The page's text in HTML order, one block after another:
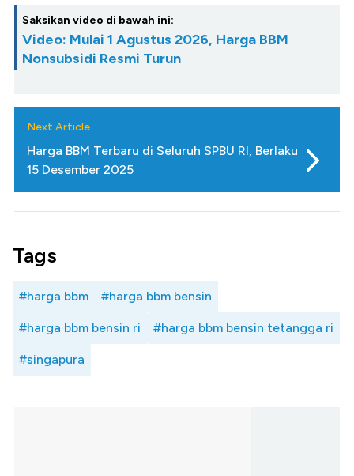
Saksikan video di bawah ini:
Video: Mulai 1 Agustus 2026, Harga BBM
Nonsubsidi Resmi Turun
Next Article
Harga BBM Terbaru di Seluruh SPBU RI, Berlaku
15 Desember 2025
Tags
#harga bbm #harga bbm bensin
#harga bbm bensin ri #harga bbm bensin tetangga ri
#singapura